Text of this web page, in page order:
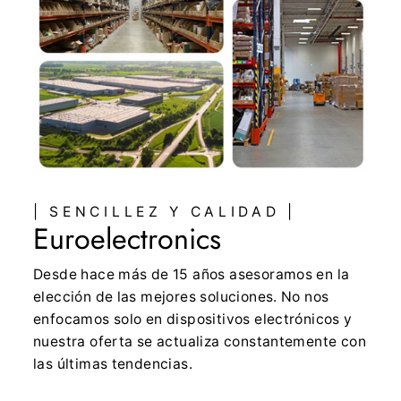
| SENCILLEZ Y CALIDAD |
Euroelectronics
Desde hace más de 15 años asesoramos en la
elección de las mejores soluciones. No nos
enfocamos solo en dispositivos electrónicos y
nuestra oferta se actualiza constantemente con
las últimas tendencias.